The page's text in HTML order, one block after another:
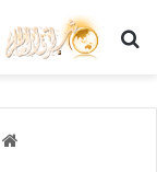
بحث عن